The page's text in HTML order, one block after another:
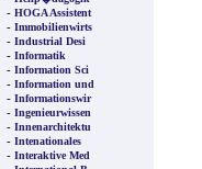
- HOGA Assistent
- Immobilienwirts
- Industrial Desi
- Informatik
- Information Sci
- Information und
- Informationswir
- Ingenieurwissen
- Innenarchitektu
- Intenationales
- Interaktive Med